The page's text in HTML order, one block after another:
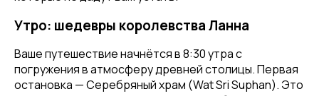
Утро: шедевры королевства Ланна
Ваше путешествие начнётся в 8:30 утра с
погружения в атмосферу древней столицы. Первая
остановка — Серебряный храм (Wat Sri Suphan). Это